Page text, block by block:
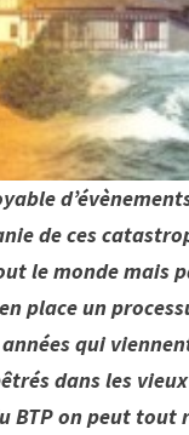
de ces
le monde mais
place un
qui
dans les
BTP on peut tout